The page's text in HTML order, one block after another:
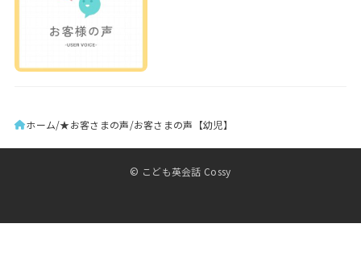
ホーム ★お客さまの声 お客さまの声【幼児】
© こども英会話 Cossy